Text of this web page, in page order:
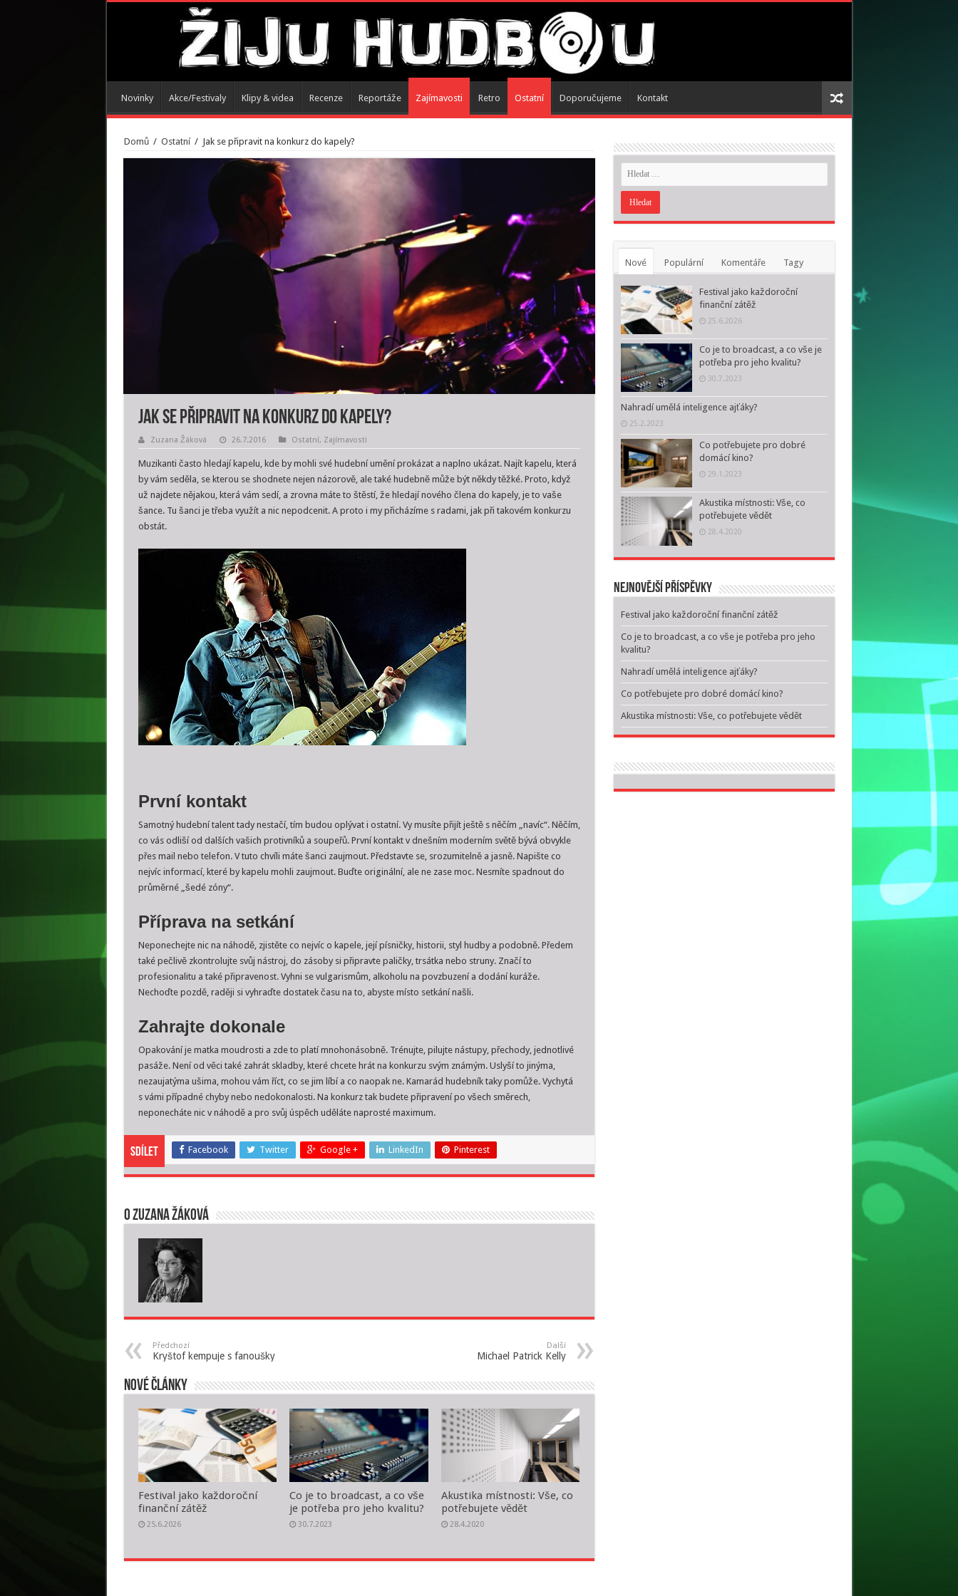
Novinky Akce/Festivaly Klipy & videa Recenze Reportáže Zajímavosti Retro Ostatní Doporučujeme Kontakt
Domů / Ostatní / Jak se připravit na konkurz do kapely?
Jak se připravit na konkurz do kapely?
Zuzana Žáková 26.7.2016 Ostatní, Zajímavosti
Muzikanti často hledají kapelu, kde by mohli své hudební umění prokázat a naplno ukázat. Najít kapelu, která
by vám seděla, se kterou se shodnete nejen názorově, ale také hudebně může být někdy těžké. Proto, když
už najdete nějakou, která vám sedí, a zrovna máte to štěstí, že hledají nového člena do kapely, je to vaše
šance. Tu šanci je třeba využít a nic nepodcenit. A proto i my přicházíme s radami, jak při takovém konkurzu
obstát.
První kontakt
Samotný hudební talent tady nestačí, tím budou oplývat i ostatní. Vy musíte přijít ještě s něčím „navíc“. Něčím,
co vás odliší od dalších vašich protivníků a soupeřů. První kontakt v dnešním moderním světě bývá obvykle
přes mail nebo telefon. V tuto chvíli máte šanci zaujmout. Představte se, srozumitelně a jasně. Napište co
nejvíc informací, které by kapelu mohli zaujmout. Buďte originální, ale ne zase moc. Nesmíte spadnout do
průměrné „šedé zóny“.
Příprava na setkání
Neponechejte nic na náhodě, zjistěte co nejvíc o kapele, její písničky, historii, styl hudby a podobně. Předem
také pečlivě zkontrolujte svůj nástroj, do zásoby si připravte paličky, trsátka nebo struny. Značí to
profesionalitu a také připravenost. Vyhni se vulgarismům, alkoholu na povzbuzení a dodání kuráže.
Nechoďte pozdě, raději si vyhraďte dostatek času na to, abyste místo setkání našli.
Zahrajte dokonale
Opakování je matka moudrosti a zde to platí mnohonásobně. Trénujte, pilujte nástupy, přechody, jednotlivé
pasáže. Není od věci také zahrát skladby, které chcete hrát na konkurzu svým známým. Uslyší to jinýma,
nezaujatýma ušima, mohou vám říct, co se jim líbí a co naopak ne. Kamarád hudebník taky pomůže. Vychytá
s vámi případné chyby nebo nedokonalosti. Na konkurz tak budete připravení po všech směrech,
neponecháte nic v náhodě a pro svůj úspěch uděláte naprosté maximum.
Sdílet Facebook Twitter Google + LinkedIn Pinterest
O Zuzana Žáková
Předchozí
Kryštof kempuje s fanoušky
Další
Michael Patrick Kelly
Nové články
Festival jako každoroční
finanční zátěž
25.6.2026
Co je to broadcast, a co vše
je potřeba pro jeho kvalitu?
30.7.2023
Akustika místnosti: Vše, co
potřebujete vědět
28.4.2020
Nové Populární Komentáře Tagy
Festival jako každoroční
finanční zátěž
25.6.2026
Co je to broadcast, a co vše je
potřeba pro jeho kvalitu?
30.7.2023
Nahradí umělá inteligence ajťáky?
25.2.2023
Co potřebujete pro dobré
domácí kino?
29.1.2023
Akustika místnosti: Vše, co
potřebujete vědět
28.4.2020
Nejnovější příspěvky
Festival jako každoroční finanční zátěž
Co je to broadcast, a co vše je potřeba pro jeho
kvalitu?
Nahradí umělá inteligence ajťáky?
Co potřebujete pro dobré domácí kino?
Akustika místnosti: Vše, co potřebujete vědět